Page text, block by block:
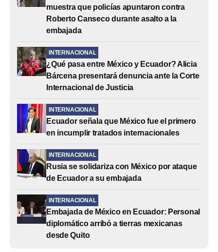
muestra que policías apuntaron contra
Roberto Canseco durante asalto a la
embajada
INTERNACIONAL
¿Qué pasa entre México y Ecuador? Alicia
Bárcena presentará denuncia ante la Corte
Internacional de Justicia
INTERNACIONAL
Ecuador señala que México fue el primero
en incumplir tratados internacionales
INTERNACIONAL
Rusia se solidariza con México por ataque
de Ecuador a su embajada
INTERNACIONAL
Embajada de México en Ecuador: Personal
diplomático arribó a tierras mexicanas
desde Quito